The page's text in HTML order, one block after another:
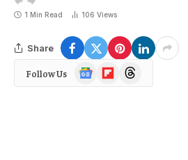
1 Min Read 106 Views
Share
Follow Us
Google
News
FlipboardThreads